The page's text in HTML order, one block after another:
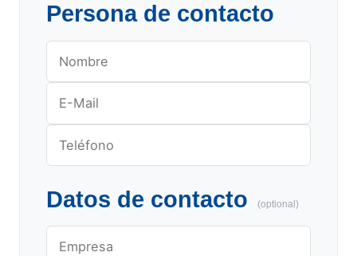
Persona de contacto
Datos de contacto (optional)